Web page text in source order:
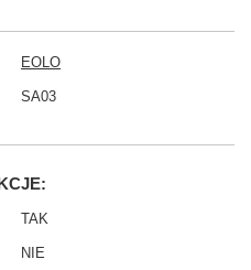
EOLO
SA03
TAK
NIE